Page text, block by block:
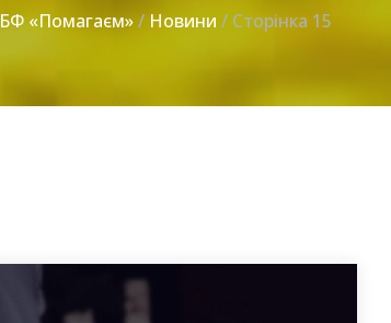
БФ «Помагаєм»/ Новини / Сторінка 15